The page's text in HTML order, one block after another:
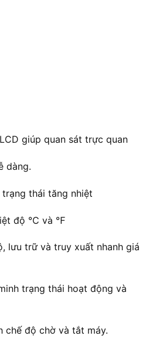
giúp quan sát trực quan
dàng.
thái tăng nhiệt
độ ℃ và ℉
lưu trữ và truy xuất nhanh giá
trạng thái hoạt động và
chế độ chờ và tắt máy.